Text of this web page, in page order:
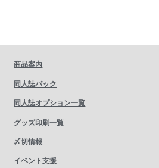
商品案内
同人誌パック
同人誌オプション一覧
グッズ印刷一覧
〆切情報
イベント支援